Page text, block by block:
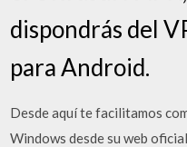
dispondrás del
para Android.
Desde aquí te facilitamos
Windows desde su web